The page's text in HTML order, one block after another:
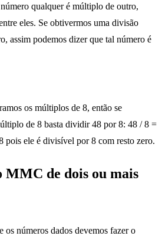
qualquer é múltiplo de outro,
eles. Se obtivermos uma divisão
assim podemos dizer que tal número é
os múltiplos de 8, então se
de 8 basta dividir 48 por 8: 48 / 8 =
pois ele é divisível por 8 com resto zero.
MMC de dois ou mais
números dados devemos fazer o